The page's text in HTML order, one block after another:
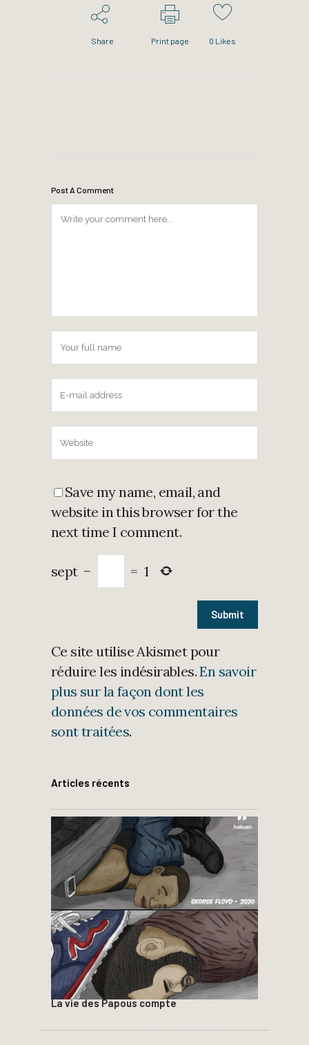
Share Print page 0 Likes
Post A Comment
Save my name, email, and
website in this browser for the
next time I comment.
sept − = 1
Ce site utilise Akismet pour
réduire les indésirables.En savoir
plus sur la façon dont les
données de vos commentaires
sont traitées.
Articles récents
La vie des Papous compte